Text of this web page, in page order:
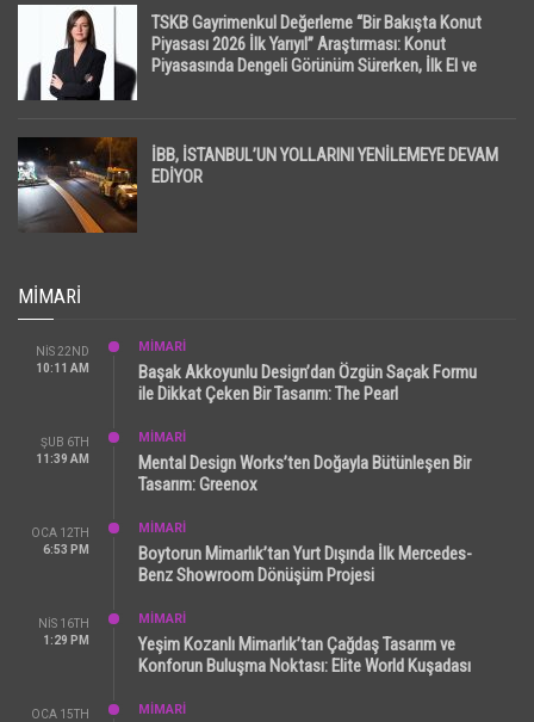
TSKB Gayrimenkul Değerleme “Bir Bakışta Konut
Piyasası 2026 İlk Yarıyıl” Araştırması: Konut
Piyasasında Dengeli Görünüm Sürerken, İlk El ve
İBB, İSTANBUL’UN YOLLARINI YENİLEMEYE DEVAM
EDİYOR
MIMARI
NIS 22ND
10:11 AM
MİMARİ
Başak Akkoyunlu Design’dan Özgün Saçak Formu
ile Dikkat Çeken Bir Tasarım: The Pearl
ŞUB 6TH
11:39 AM
MİMARİ
Mental Design Works’ten Doğayla Bütünleşen Bir
Tasarım: Greenox
OCA 12TH
6:53 PM
MİMARİ
Boytorun Mimarlık’tan Yurt Dışında İlk Mercedes-
Benz Showroom Dönüşüm Projesi
NIS 16TH
1:29 PM
MİMARİ
Yeşim Kozanlı Mimarlık’tan Çağdaş Tasarım ve
Konforun Buluşma Noktası: Elite World Kuşadası
OCA 15TH
MİMARİ